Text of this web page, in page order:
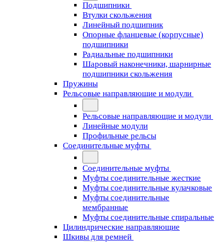
Подшипники
Втулки скольжения
Линейный подшипник
Опорные фланцевые (корпусные)
подшипники
Радиальные подшипники
Шаровый наконечники, шарнирные
подшипники скольжения
Пружины
Рельсовые направляющие и модули
Рельсовые направляющие и модули
Линейные модули
Профильные рельсы
Соединительные муфты
Соединительные муфты
Муфты соединительные жесткие
Муфты соединительные кулачковые
Муфты соединительные
мембранные
Муфты соединительные спиральные
Цилиндрические направляющие
Шкивы для ремней